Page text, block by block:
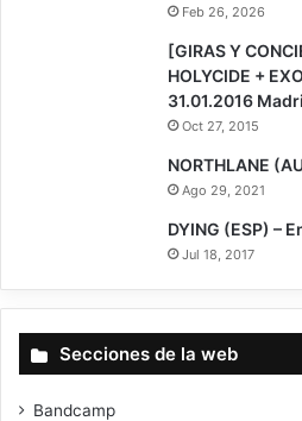
Feb 26, 2026
[GIRAS Y
HOLYCIDE +
31.01.2016
Oct 27, 2015
NORTHLANE
Ago 29, 2021
DYING (ESP) –
Jul 18, 2017
Secciones de la web
Bandcamp